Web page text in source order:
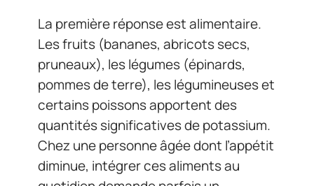
La première réponse est alimentaire.
Les fruits (bananes, abricots secs,
pruneaux), les légumes (épinards,
pommes de terre), les légumineuses et
certains poissons apportent des
quantités significatives de potassium.
Chez une personne âgée dont l’appétit
diminue, intégrer ces aliments au